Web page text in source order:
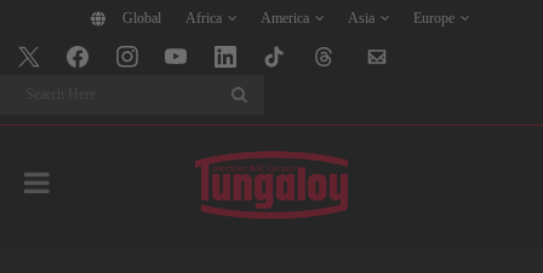
Global Africa America Asia Europe